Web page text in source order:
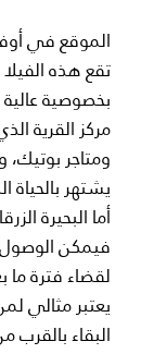
الموقع في
تقع هذه
بخصوصية عالية
مركز القرية
ومتاجر
يشتهر بالحياة
أما البحيرة
لقضاء فترة ما
يعتبر مثالي
البقاء